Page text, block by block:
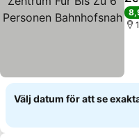
Välj datum för att se